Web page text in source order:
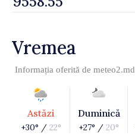
Vremea
Informația oferită de meteo2.md
Astăzi
+30° / 22°
Duminică
+27° / 20°